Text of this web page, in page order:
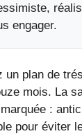
engager.
un plan de
mois. La
:
pour éviter